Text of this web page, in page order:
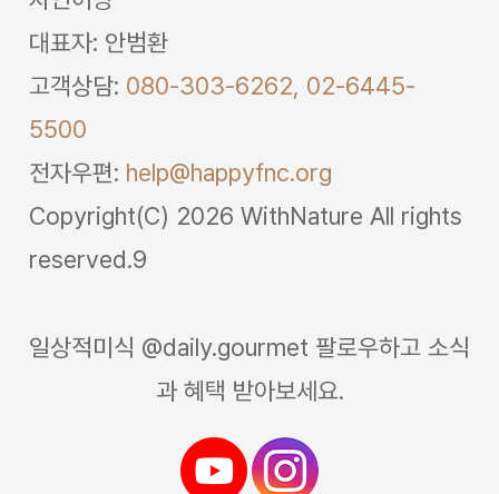
대표자: 안범환
고객상담: 080-303-6262, 02-6445-
5500
전자우편: help@happyfnc.org
Copyright(C) 2026 WithNature All rights
reserved.9
일상적미식 @daily.gourmet 팔로우하고 소식
과 혜택 받아보세요.